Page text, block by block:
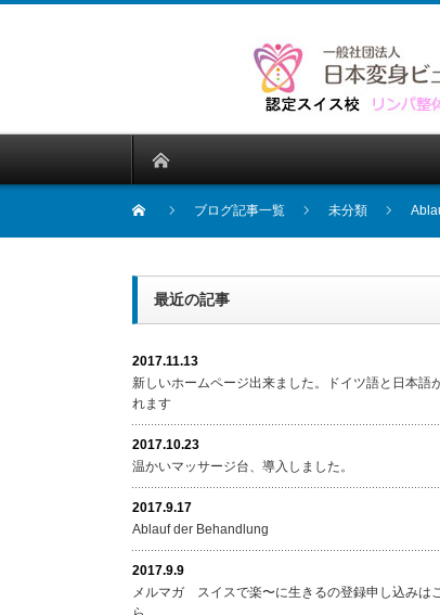
ブログ記事一覧 未分類
最近の記事
2017.11.13
新しいホームページ出来ました。ドイツ語と日本語
れます
2017.10.23
温かいマッサージ台、導入しました。
2017.9.17
Ablauf der Behandlung
2017.9.9
メルマガ スイスで楽〜に生きるの登録申し込みは